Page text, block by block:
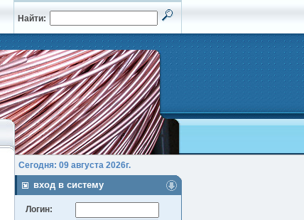
Найти:
Сегодня: 09 августа 2026г.
вход в систему
Логин: